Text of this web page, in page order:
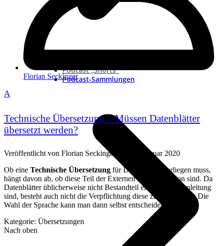
Podcast „Shorts“
Podcast-Sammlungen
Florian Seckinger
A
Technische Übersetzung – Müssen Datenblätter
übersetzt werden?
Veröffentlicht von Florian Seckinger
14. Februar 2020
Ob eine Technische Übersetzung für Datenblätter vorliegen muss,
hängt davon ab, ob diese Teil der Externen Dokumentation sind. Da
Datenblätter üblicherweise nicht Bestandteil einer Betriebsanleitung
sind, besteht auch nicht die Verpflichtung diese zu übersetzten. Die
Wahl der Sprache kann man dann selbst entscheiden.
Kategorie: Übersetzungen
Nach oben